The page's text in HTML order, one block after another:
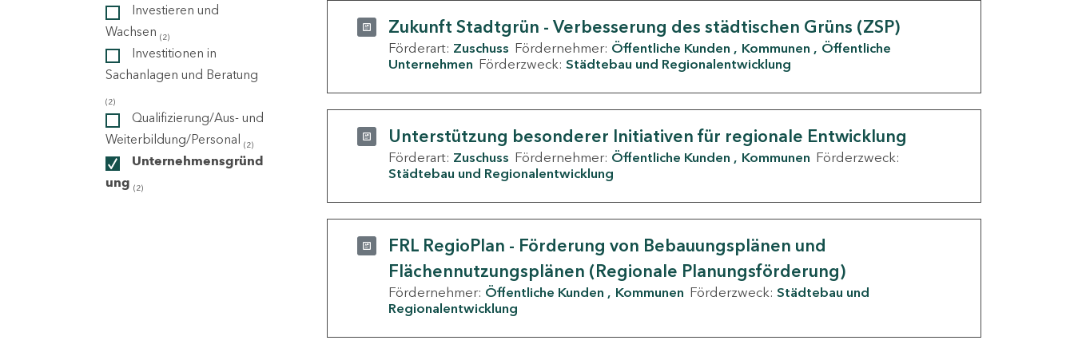
Investieren und
Wachsen (2)
Investitionen in
Sachanlagen und Beratung
(2)
Qualifizierung/Aus- und
Weiterbildung/Personal (2)
Unternehmensgründ
ung (2)
Zukunft Stadtgrün - Verbesserung des städtischen Grüns (ZSP)
Förderart: Zuschuss Fördernehmer: Öffentliche Kunden Kommunen
Öffentliche
Unternehmen Förderzweck: Städtebau und Regionalentwicklung
Unterstützung besonderer Initiativen für regionale Entwicklung
Förderart: Zuschuss Fördernehmer: Öffentliche Kunden Kommunen Förderzweck:
Städtebau und Regionalentwicklung
FRL RegioPlan - Förderung von Bebauungsplänen und
Flächennutzungsplänen (Regionale Planungsförderung)
Fördernehmer: Öffentliche Kunden Kommunen Förderzweck: Städtebau und
Regionalentwicklung